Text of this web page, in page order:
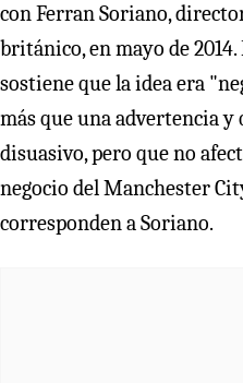
con Ferran Soriano,
británico, en mayo de
sostiene que la idea era
más que una advertencia y
disuasivo, pero que no
negocio del Manchester
corresponden a Soriano.